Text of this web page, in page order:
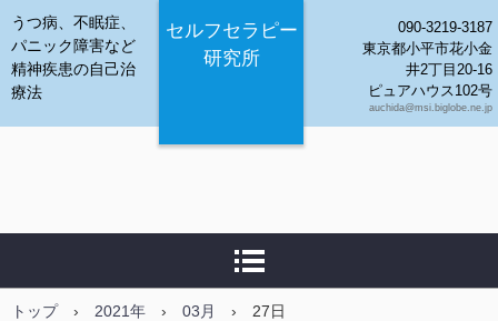
セルフセラピー
研究所
うつ病、不眠症、
パニック障害など
精神疾患の自己治
療法
090-3219-3187
東京都小平市花小金
井2丁目20-16
ピュアハウス102号
auchida@msi.biglobe.ne.jp
トップ › 2021年 › 03月 › 27日